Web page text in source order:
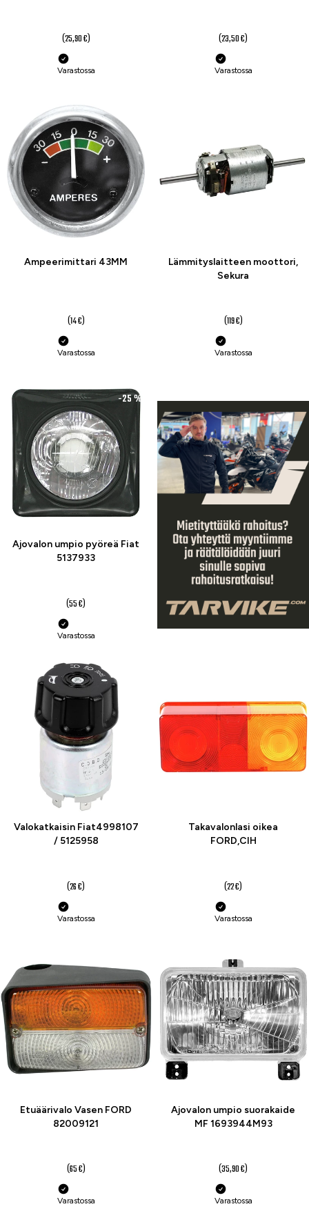
(25,90 €)
Varastossa
(23,50 €)
Varastossa
-21 %
Ampeerimittari 43MM
(14 €)
Varastossa
Lämmityslaitteen moottori,
Sekura
(119 €)
Varastossa
-25 %
Ajovalon umpio pyöreä Fiat
5137933
(55 €)
Varastossa
-23 %
Valokatkaisin Fiat4998107
/ 5125958
(26 €)
Varastossa
Takavalonlasi oikea
FORD,CIH
(22 €)
Varastossa
-26 %
Etuäärivalo Vasen FORD
82009121
(65 €)
Varastossa
-28 %
Ajovalon umpio suorakaide
MF 1693944M93
(35,90 €)
Varastossa